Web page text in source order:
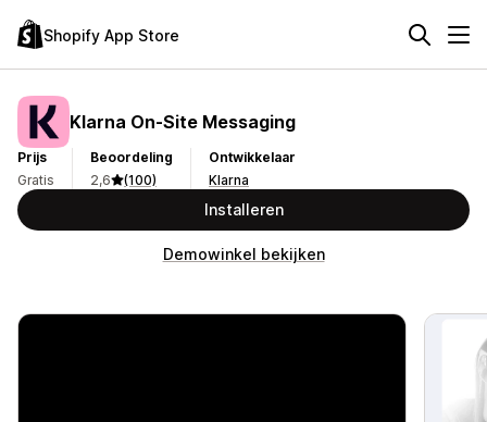
Shopify App Store
Klarna On‑Site Messaging
Prijs
Gratis
Beoordeling
2,6
(100)
Ontwikkelaar
Klarna
Installeren
Demowinkel bekijken